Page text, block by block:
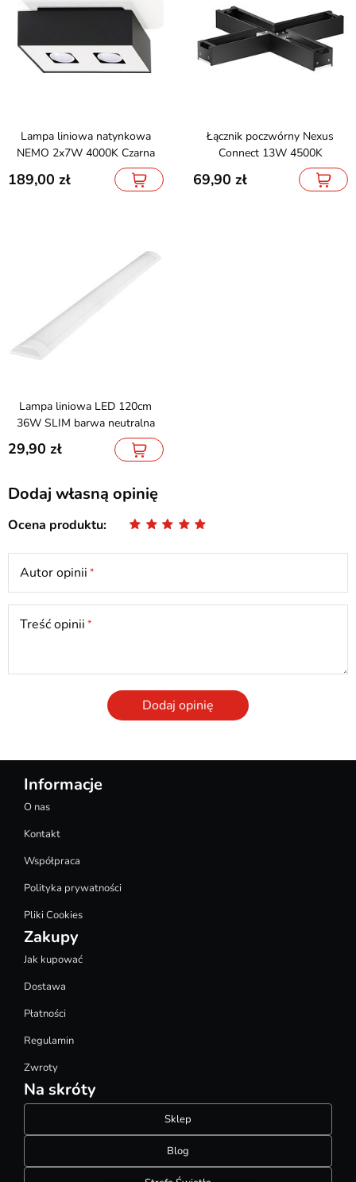
Lampa liniowa natynkowa
NEMO 2x7W 4000K Czarna
189,00
Łącznik poczwórny Nexus
Connect 13W 4500K
69,90
Lampa liniowa LED 120cm
36W SLIM barwa neutralna
29,90
Dodaj własną opinię
Ocena produktu
Autor opinii
Treść opinii
Dodaj opinię
Informacje
O nas
Kontakt
Współpraca
Polityka prywatności
Pliki Cookies
Zakupy
Jak kupować
Dostawa
Płatności
Regulamin
Zwroty
Na skróty
Sklep
Blog